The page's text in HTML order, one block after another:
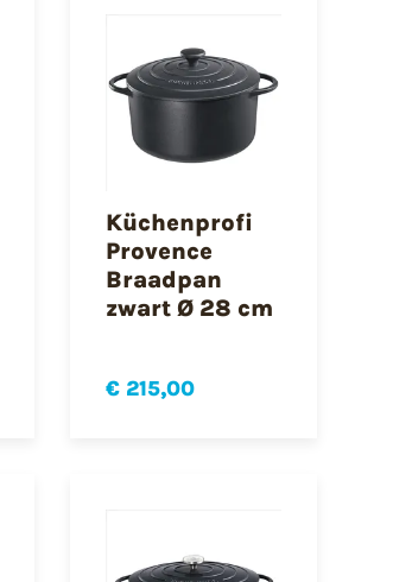
Küchenprofi
Provence
Braadpan
zwart Ø 28 cm
€ 215,00